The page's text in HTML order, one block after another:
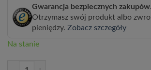
Gwarancja bezpiecznych zakupów.
Otrzymasz swój produkt albo
pieniędzy. Zobacz szczegóły
Na stanie
ilość Hortensja ogrodowa Mariessi Perfecta P9/